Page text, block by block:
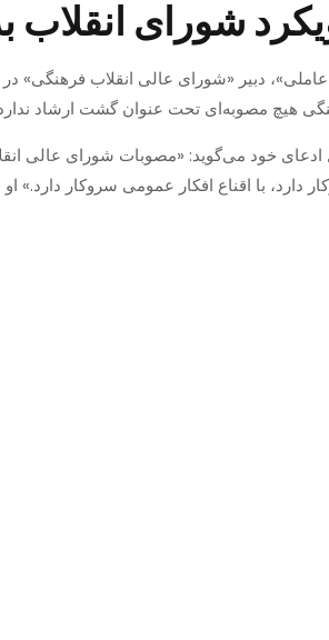
شورای
دبیر «شورای عالی انقلاب فرهنگی» در یک مصاحبه تلویزیونی که روز
هیچ مصوبه‌ای تحت عنوان گشت ارشاد
ادعای خود می‌گوید: «مصوبات شورای عالی
دارد، با اقناع افکار عمومی سروکار